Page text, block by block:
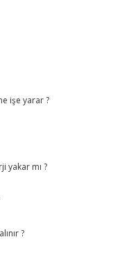
işe yarar ?
yakar mı ?
?